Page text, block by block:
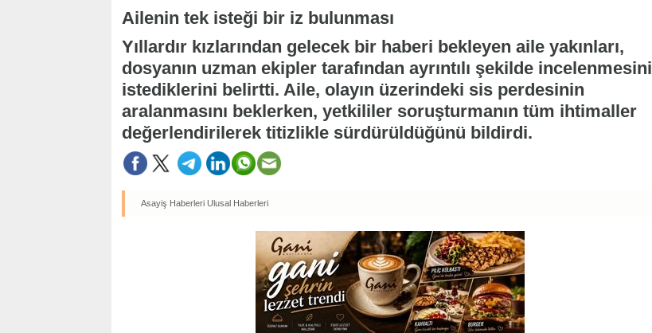
Ailenin tek isteği bir iz bulunması
Yıllardır kızlarından gelecek bir haberi bekleyen aile yakınları,
dosyanın uzman ekipler tarafından ayrıntılı şekilde incelenmesini
istediklerini belirtti. Aile, olayın üzerindeki sis perdesinin
aralanmasını beklerken, yetkililer soruşturmanın tüm ihtimaller
değerlendirilerek titizlikle sürdürüldüğünü bildirdi.
Asayiş Haberleri Ulusal Haberleri